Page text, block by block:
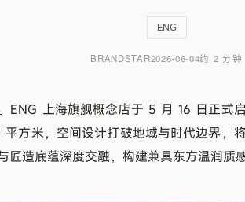
ENG
BRANDSTAR2026-06-04约 2 分钟
ENG 上海旗舰概念店于 5 月 16 日正式
方米，空间设计打破地域与时代边界，
匠造底蕴深度交融，构建兼具东方温润质